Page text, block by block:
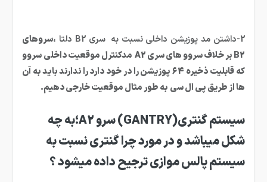
2-داشتن مد پوزیشن داخلی نسبت به سری B2 دلتا ،
سروهای
B2 بر خلاف سروو های سری A2 مدکنترل موقعیت داخلی سروو
که قابلیت ذخیره 64 پوزیشن را در خود دارد را ندارند باید به آن
ها از طریق پی ال سی به طور مثال موقعیت خارجی دهیم.
سیستم گنتری(GANTRY) سرو A2؛به چه
شکل میباشد و در مورد چرا گنتری نسبت به
سیستم پالس موازی ترجیح داده میشود ؟